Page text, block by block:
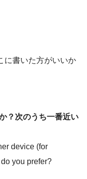
に書いた方がいいか
？次のうち一番近い
device (for
you prefer?